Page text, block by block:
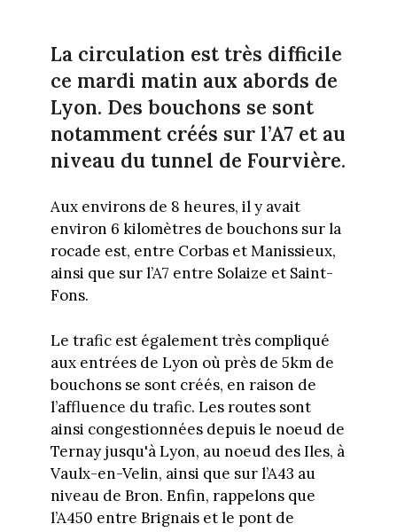
La circulation est très difficile
ce mardi matin aux abords de
Lyon. Des bouchons se sont
notamment créés sur l’A7 et au
niveau du tunnel de Fourvière.
Aux environs de 8 heures, il y avait
environ 6 kilomètres de bouchons sur la
rocade est, entre Corbas et Manissieux,
ainsi que sur l’A7 entre Solaize et Saint-
Fons.
Le trafic est également très compliqué
aux entrées de Lyon où près de 5km de
bouchons se sont créés, en raison de
l’affluence du trafic. Les routes sont
ainsi congestionnées depuis le noeud de
Ternay jusqu'à Lyon, au noeud des Iles, à
Vaulx-en-Velin, ainsi que sur l’A43 au
niveau de Bron. Enfin, rappelons que
l’A450 entre Brignais et le pont de